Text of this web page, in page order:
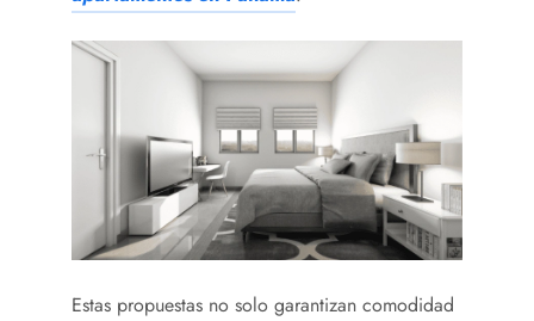
Estas propuestas no solo garantizan comodidad